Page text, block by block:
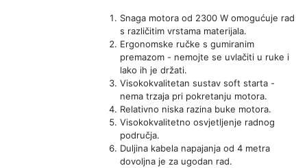
Snaga motora od 2300 W omogućuje rad
s različitim vrstama materijala.
Ergonomske ručke s gumiranim
premazom - nemojte se uvlačiti u ruke i
lako ih je držati.
Visokokvalitetan sustav soft starta -
nema trzaja pri pokretanju motora.
Relativno niska razina buke motora.
Visokokvalitetno osvjetljenje radnog
područja.
Duljina kabela napajanja od 4 metra
dovoljna je za ugodan rad.